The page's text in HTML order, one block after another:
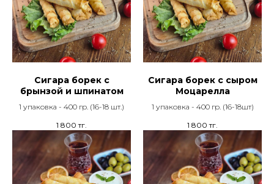
Сигара борек с
брынзой и шпинатом
1 упаковка - 400 гр. (16-18 шт.)
1 800 тг.
Сигара борек с сыром
Моцарелла
1 упаковка - 400 гр. (16-18шт)
1 800 тг.